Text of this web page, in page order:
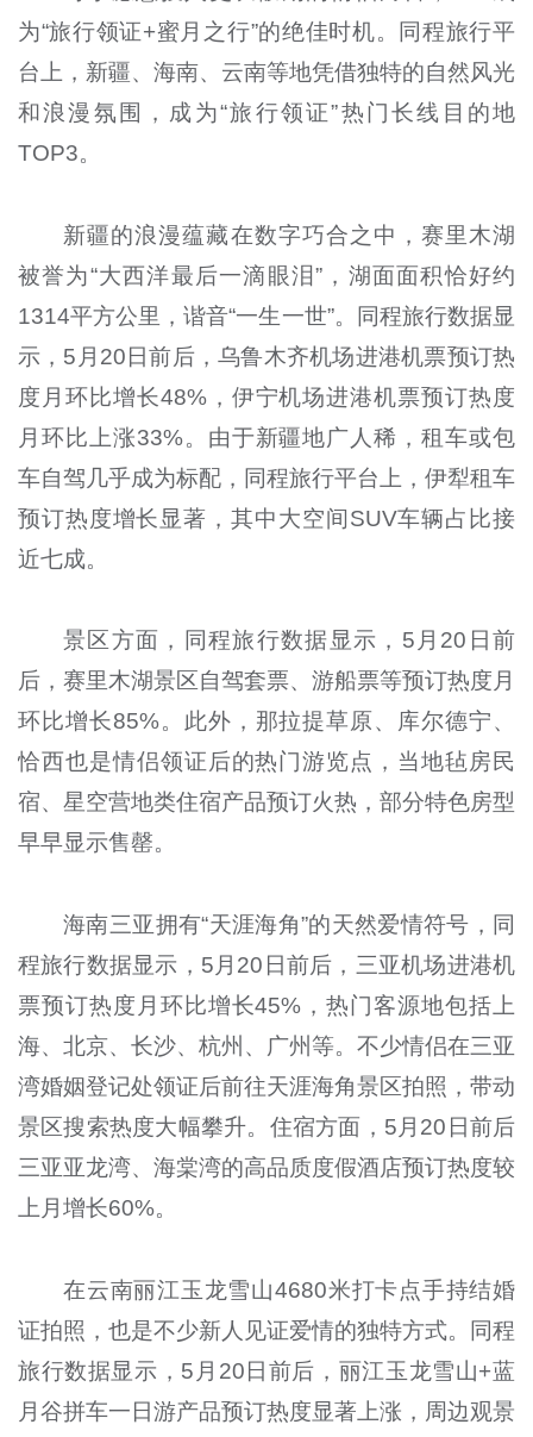
为“旅行领证+蜜月之行”的绝佳时机。同程旅行平
台上，新疆、海南、云南等地凭借独特的自然风光
和浪漫氛围，成为“旅行领证”热门长线目的地
TOP3。
新疆的浪漫蕴藏在数字巧合之中，赛里木湖
被誉为“大西洋最后一滴眼泪”，湖面面积恰好约
1314平方公里，谐音“一生一世”。同程旅行数据显
示，5月20日前后，乌鲁木齐机场进港机票预订热
度月环比增长48%，伊宁机场进港机票预订热度
月环比上涨33%。由于新疆地广人稀，租车或包
车自驾几乎成为标配，同程旅行平台上，伊犁租车
预订热度增长显著，其中大空间SUV车辆占比接
近七成。
景区方面，同程旅行数据显示，5月20日前
后，赛里木湖景区自驾套票、游船票等预订热度月
环比增长85%。此外，那拉提草原、库尔德宁、
恰西也是情侣领证后的热门游览点，当地毡房民
宿、星空营地类住宿产品预订火热，部分特色房型
早早显示售罄。
海南三亚拥有“天涯海角”的天然爱情符号，同
程旅行数据显示，5月20日前后，三亚机场进港机
票预订热度月环比增长45%，热门客源地包括上
海、北京、长沙、杭州、广州等。不少情侣在三亚
湾婚姻登记处领证后前往天涯海角景区拍照，带动
景区搜索热度大幅攀升。住宿方面，5月20日前后
三亚亚龙湾、海棠湾的高品质度假酒店预订热度较
上月增长60%。
在云南丽江玉龙雪山4680米打卡点手持结婚
证拍照，也是不少新人见证爱情的独特方式。同程
旅行数据显示，5月20日前后，丽江玉龙雪山+蓝
月谷拼车一日游产品预订热度显著上涨，周边观景